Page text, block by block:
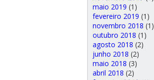
maio 2019 (1)
fevereiro 2019 (1)
novembro 2018 (1)
outubro 2018 (1)
agosto 2018 (2)
junho 2018 (2)
maio 2018 (3)
abril 2018 (2)